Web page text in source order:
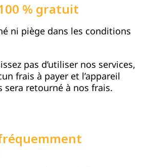
% gratuit
ni piège dans les conditions
pas d’utiliser nos services,
frais à payer et l’appareil
sera retourné à nos frais.